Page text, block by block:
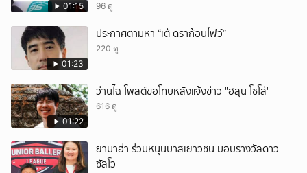
01:15 96 ดู
01:23
ประกาศตามหา “เต้ ดราก้อนไฟว์”
220 ดู
01:22
ว่านไฉ โพสต์ขอโทษหลังแจ้งข่าว "ฮลุน โซโล่"
616 ดู
ยามาฮ่า ร่วมหนุนบาสเยาวชน มอบรางวัลดาว
ซัลโว